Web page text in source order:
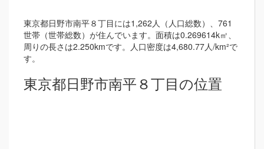
東京都日野市南平８丁目には1,262人（人口総数）、761
世帯（世帯総数）が住んでいます。面積は0.269614k㎡、
周りの長さは2.250kmです。人口密度は4,680.77人/km²で
す。
東京都日野市南平８丁目の位置